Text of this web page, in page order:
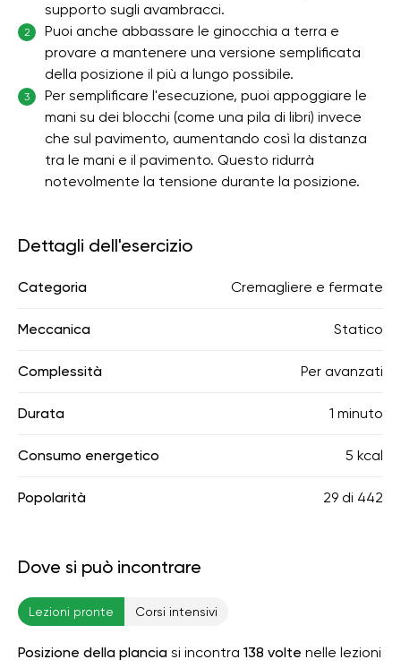
supporto sugli avambracci.
2
Puoi anche abbassare le ginocchia a terra e
provare a mantenere una versione semplificata
della posizione il più a lungo possibile.
3
Per semplificare l'esecuzione, puoi appoggiare le
mani su dei blocchi (come una pila di libri) invece
che sul pavimento, aumentando così la distanza
tra le mani e il pavimento. Questo ridurrà
notevolmente la tensione durante la posizione.
Dettagli dell'esercizio
Categoria Cremagliere e fermate
Meccanica Statico
Complessità Per avanzati
Durata 1 minuto
Consumo energetico 5 kcal
Popolarità 29 di 442
Dove si può incontrare
Lezioni pronte Corsi intensivi
Posizione della plancia si incontra 138 volte nelle lezioni